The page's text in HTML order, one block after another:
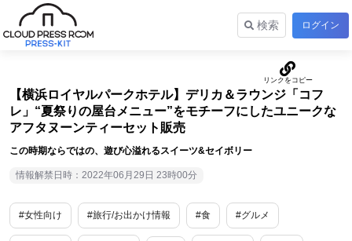
検索 ログイン
【横浜ロイヤルパークホテル】デリカ＆ラウンジ「コフ
レ」“夏祭りの屋台メニュー”をモチーフにしたユニークな
アフタヌーンティーセット販売
この時期ならではの、遊び心溢れるスイーツ&セイボリー
情報解禁日時：2022年06月29日 23時00分
#女性向け #旅行/お出かけ情報 #食 #グルメ